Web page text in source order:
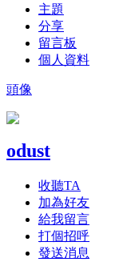
主題
分享
留言板
個人資料
頭像
odust
收聽TA
加為好友
給我留言
打個招呼
發送消息